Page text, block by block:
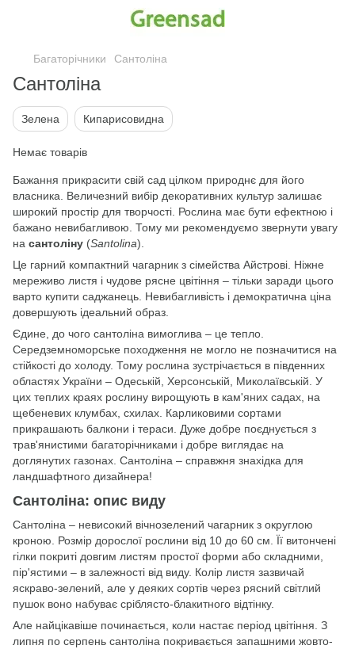
Багаторічники Сантоліна
Сантоліна
Зелена Кипарисовидна
Немає товарів
Бажання прикрасити свій сад цілком природнє для його
власника. Величезний вибір декоративних культур залишає
широкий простір для творчості. Рослина має бути ефектною і
бажано невибагливою. Тому ми рекомендуємо звернути увагу
на сантоліну (Santolina).
Це гарний компактний чагарник з сімейства Айстрові. Ніжне
мереживо листя і чудове рясне цвітіння – тільки заради цього
варто купити саджанець. Невибагливість і демократична ціна
довершують ідеальний образ.
Єдине, до чого сантоліна вимоглива – це тепло.
Середземноморське походження не могло не позначитися на
стійкості до холоду. Тому рослина зустрічається в південних
областях України – Одеській, Херсонській, Миколаївській. У
цих теплих краях рослину вирощують в кам'яних садах, на
щебеневих клумбах, схилах. Карликовими сортами
прикрашають балкони і тераси. Дуже добре поєднується з
трав'янистими багаторічниками і добре виглядає на
доглянутих газонах. Сантоліна – справжня знахідка для
ландшафтного дизайнера!
Сантоліна: опис виду
Сантоліна – невисокий вічнозелений чагарник з округлою
кроною. Розмір дорослої рослини від 10 до 60 см. Її витончені
гілки покриті довгим листям простої форми або складними,
пір'ястими – в залежності від виду. Колір листя зазвичай
яскраво-зелений, але у деяких сортів через рясний світлий
пушок воно набуває сріблясто-блакитного відтінку.
Але найцікавіше починається, коли настає період цвітіння. З
липня по серпень сантоліна покривається запашними жовто-